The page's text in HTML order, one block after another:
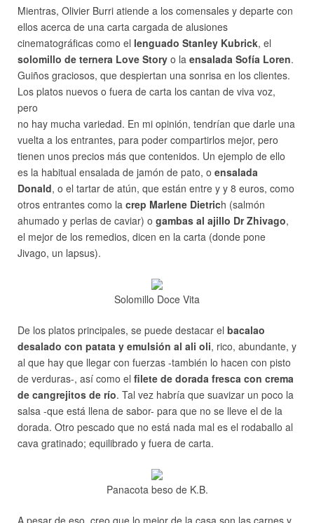
Mientras, Olivier Burri atiende a los comensales y departe con
ellos acerca de una carta cargada de alusiones
cinematográficas como el lenguado Stanley Kubrick, el
solomillo de ternera Love Story o la ensalada Sofía Loren.
Guiños graciosos, que despiertan una sonrisa en los clientes.
Los platos nuevos o fuera de carta los cantan de viva voz,
pero
no hay mucha variedad. En mi opinión, tendrían que darle una
vuelta a los entrantes, para poder compartirlos mejor, pero
tienen unos precios más que contenidos. Un ejemplo de ello
es la habitual ensalada de jamón de pato, o ensalada
Donald, o el tartar de atún, que están entre y y 8 euros, como
otros entrantes como la crep Marlene Dietrich (salmón
ahumado y perlas de caviar) o gambas al ajillo Dr Zhivago,
el mejor de los remedios, dicen en la carta (donde pone
Jivago, un lapsus).
Solomillo Doce Vita
De los platos principales, se puede destacar el bacalao
desalado con patata y emulsión al ali oli, rico, abundante, y
al que hay que llegar con fuerzas -también lo hacen con pisto
de verduras-, así como el filete de dorada fresca con crema
de cangrejitos de río. Tal vez habría que suavizar un poco la
salsa -que está llena de sabor- para que no se lleve el de la
dorada. Otro pescado que no está nada mal es el rodaballo al
cava gratinado; equilibrado y fuera de carta.
Panacota beso de K.B.
A pesar de eso, creo que lo mejor de la casa son las carnes y,